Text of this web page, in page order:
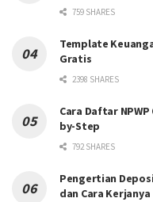
759 SHARES
Template
Gratis
2398 SHARES
Cara Daftar
by-Step
792 SHARES
Pengertian
dan Cara Kerjanya